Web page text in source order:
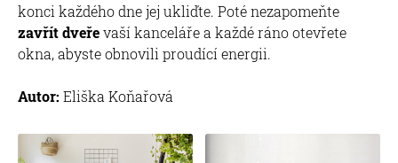
konci každého dne jej ukliďte. Poté nezapomeňte
zavřít dveřevaší kanceláře a každé ráno otevřete
okna, abyste obnovili proudící energii.
Autor: Eliška Koňařová